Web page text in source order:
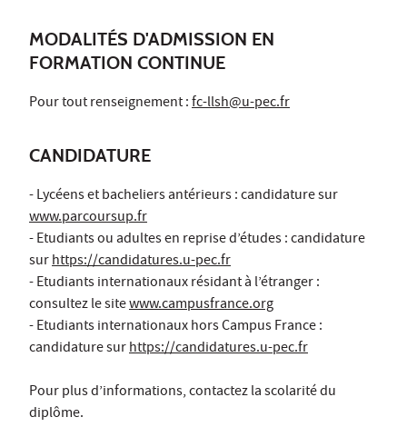
MODALITÉS D'ADMISSION EN
FORMATION CONTINUE
Pour tout renseignement :fc-llsh@u-pec.fr
CANDIDATURE
- Lycéens et bacheliers antérieurs : candidature sur
www.parcoursup.fr
- Etudiants ou adultes en reprise d’études : candidature
surhttps://candidatures.u-pec.fr
- Etudiants internationaux résidant à l’étranger :
consultez le sitewww.campusfrance.org
- Etudiants internationaux hors Campus France :
candidature surhttps://candidatures.u-pec.fr
Pour plus d’informations, contactez la scolarité du
diplôme.